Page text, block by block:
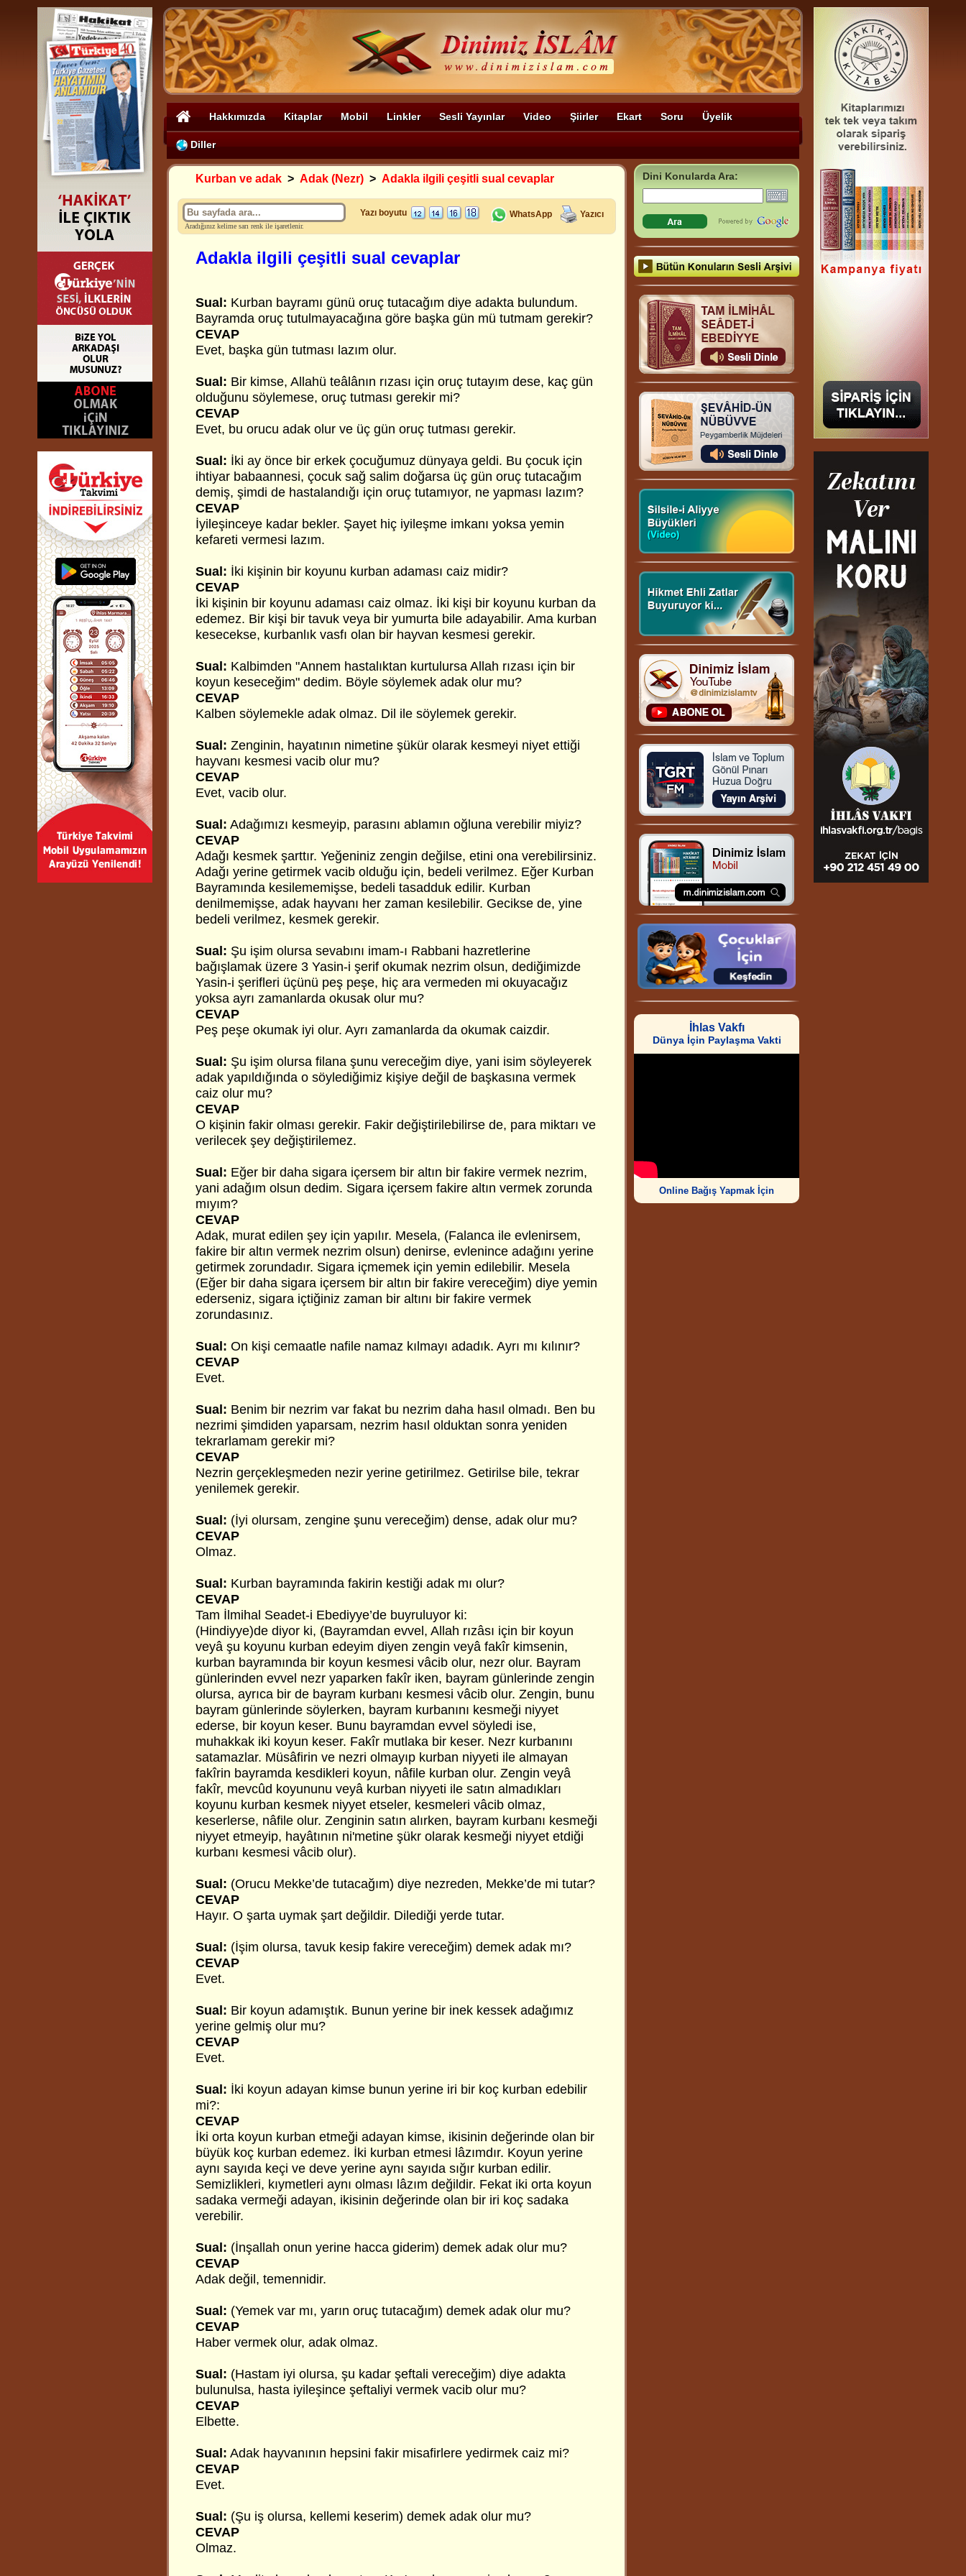
Hakkımızda Kitaplar Mobil Linkler Sesli Yayınlar Video Şiirler Ekart Soru Üyelik
Diller
Kurban ve adak > Adak (Nezr) > Adakla ilgili çeşitli sual cevaplar
Aradığınız kelime sarı renk ile işaretlenir.
Yazı boyutu WhatsApp Yazıcı
Adakla ilgili çeşitli sual cevaplar
Sual: Kurban bayramı günü oruç tutacağım diye adakta bulundum.
Bayramda oruç tutulmayacağına göre başka gün mü tutmam gerekir?
CEVAP
Evet, başka gün tutması lazım olur.
Sual: Bir kimse, Allahü teâlânın rızası için oruç tutayım dese, kaç gün
olduğunu söylemese, oruç tutması gerekir mi?
CEVAP
Evet, bu orucu adak olur ve üç gün oruç tutması gerekir.
Sual: İki ay önce bir erkek çocuğumuz dünyaya geldi. Bu çocuk için
ihtiyar babaannesi, çocuk sağ salim doğarsa üç gün oruç tutacağım
demiş, şimdi de hastalandığı için oruç tutamıyor, ne yapması lazım?
CEVAP
İyileşinceye kadar bekler. Şayet hiç iyileşme imkanı yoksa yemin
kefareti vermesi lazım.
Sual: İki kişinin bir koyunu kurban adaması caiz midir?
CEVAP
İki kişinin bir koyunu adaması caiz olmaz. İki kişi bir koyunu kurban da
edemez. Bir kişi bir tavuk veya bir yumurta bile adayabilir. Ama kurban
kesecekse, kurbanlık vasfı olan bir hayvan kesmesi gerekir.
Sual: Kalbimden "Annem hastalıktan kurtulursa Allah rızası için bir
koyun keseceğim" dedim. Böyle söylemek adak olur mu?
CEVAP
Kalben söylemekle adak olmaz. Dil ile söylemek gerekir.
Sual: Zenginin, hayatının nimetine şükür olarak kesmeyi niyet ettiği
hayvanı kesmesi vacib olur mu?
CEVAP
Evet, vacib olur.
Sual: Adağımızı kesmeyip, parasını ablamın oğluna verebilir miyiz?
CEVAP
Adağı kesmek şarttır. Yeğeniniz zengin değilse, etini ona verebilirsiniz.
Adağı yerine getirmek vacib olduğu için, bedeli verilmez. Eğer Kurban
Bayramında kesilememişse, bedeli tasadduk edilir. Kurban
denilmemişse, adak hayvanı her zaman kesilebilir. Gecikse de, yine
bedeli verilmez, kesmek gerekir.
Sual: Şu işim olursa sevabını imam-ı Rabbani hazretlerine
bağışlamak üzere 3 Yasin-i şerif okumak nezrim olsun, dediğimizde
Yasin-i şerifleri üçünü peş peşe, hiç ara vermeden mi okuyacağız
yoksa ayrı zamanlarda okusak olur mu?
CEVAP
Peş peşe okumak iyi olur. Ayrı zamanlarda da okumak caizdir.
Sual: Şu işim olursa filana şunu vereceğim diye, yani isim söyleyerek
adak yapıldığında o söylediğimiz kişiye değil de başkasına vermek
caiz olur mu?
CEVAP
O kişinin fakir olması gerekir. Fakir değiştirilebilirse de, para miktarı ve
verilecek şey değiştirilemez.
Sual: Eğer bir daha sigara içersem bir altın bir fakire vermek nezrim,
yani adağım olsun dedim. Sigara içersem fakire altın vermek zorunda
mıyım?
CEVAP
Adak, murat edilen şey için yapılır. Mesela, (Falanca ile evlenirsem,
fakire bir altın vermek nezrim olsun) denirse, evlenince adağını yerine
getirmek zorundadır. Sigara içmemek için yemin edilebilir. Mesela
(Eğer bir daha sigara içersem bir altın bir fakire vereceğim) diye yemin
ederseniz, sigara içtiğiniz zaman bir altını bir fakire vermek
zorundasınız.
Sual: On kişi cemaatle nafile namaz kılmayı adadık. Ayrı mı kılınır?
CEVAP
Evet.
Sual: Benim bir nezrim var fakat bu nezrim daha hasıl olmadı. Ben bu
nezrimi şimdiden yaparsam, nezrim hasıl olduktan sonra yeniden
tekrarlamam gerekir mi?
CEVAP
Nezrin gerçekleşmeden nezir yerine getirilmez. Getirilse bile, tekrar
yenilemek gerekir.
Sual: (İyi olursam, zengine şunu vereceğim) dense, adak olur mu?
CEVAP
Olmaz.
Sual: Kurban bayramında fakirin kestiği adak mı olur?
CEVAP
Tam İlmihal Seadet-i Ebediyye’de buyruluyor ki:
(Hindiyye)de diyor ki, (Bayramdan evvel, Allah rızâsı için bir koyun
veyâ şu koyunu kurban edeyim diyen zengin veyâ fakîr kimsenin,
kurban bayramında bir koyun kesmesi vâcib olur, nezr olur. Bayram
günlerinden evvel nezr yaparken fakîr iken, bayram günlerinde zengin
olursa, ayrıca bir de bayram kurbanı kesmesi vâcib olur. Zengin, bunu
bayram günlerinde söylerken, bayram kurbanını kesmeği niyyet
ederse, bir koyun keser. Bunu bayramdan evvel söyledi ise,
muhakkak iki koyun keser. Fakîr mutlaka bir keser. Nezr kurbanını
satamazlar. Müsâfirin ve nezri olmayıp kurban niyyeti ile almayan
fakîrin bayramda kesdikleri koyun, nâfile kurban olur. Zengin veyâ
fakîr, mevcûd koyununu veyâ kurban niyyeti ile satın almadıkları
koyunu kurban kesmek niyyet etseler, kesmeleri vâcib olmaz,
keserlerse, nâfile olur. Zenginin satın alırken, bayram kurbanı kesmeği
niyyet etmeyip, hayâtının ni'metine şükr olarak kesmeği niyyet etdiği
kurbanı kesmesi vâcib olur).
Sual: (Orucu Mekke’de tutacağım) diye nezreden, Mekke’de mi tutar?
CEVAP
Hayır. O şarta uymak şart değildir. Dilediği yerde tutar.
Sual: (İşim olursa, tavuk kesip fakire vereceğim) demek adak mı?
CEVAP
Evet.
Sual: Bir koyun adamıştık. Bunun yerine bir inek kessek adağımız
yerine gelmiş olur mu?
CEVAP
Evet.
Sual: İki koyun adayan kimse bunun yerine iri bir koç kurban edebilir
mi?:
CEVAP
İki orta koyun kurban etmeği adayan kimse, ikisinin değerinde olan bir
büyük koç kurban edemez. İki kurban etmesi lâzımdır. Koyun yerine
aynı sayıda keçi ve deve yerine aynı sayıda sığır kurban edilir.
Semizlikleri, kıymetleri aynı olması lâzım değildir. Fekat iki orta koyun
sadaka vermeği adayan, ikisinin değerinde olan bir iri koç sadaka
verebilir.
Sual: (İnşallah onun yerine hacca giderim) demek adak olur mu?
CEVAP
Adak değil, temennidir.
Sual: (Yemek var mı, yarın oruç tutacağım) demek adak olur mu?
CEVAP
Haber vermek olur, adak olmaz.
Sual: (Hastam iyi olursa, şu kadar şeftali vereceğim) diye adakta
bulunulsa, hasta iyileşince şeftaliyi vermek vacib olur mu?
CEVAP
Elbette.
Sual: Adak hayvanının hepsini fakir misafirlere yedirmek caiz mi?
CEVAP
Evet.
Sual: (Şu iş olursa, kellemi keserim) demek adak olur mu?
CEVAP
Olmaz.
Dini Konularda Ara:
İhlas Vakfı
Dünya İçin Paylaşma Vakti
Online Bağış Yapmak İçin